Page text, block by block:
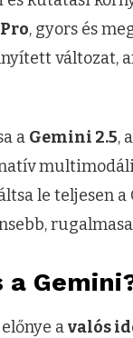
, gyors és
változat,
a Gemini 2.5,
le teljesen
avalós